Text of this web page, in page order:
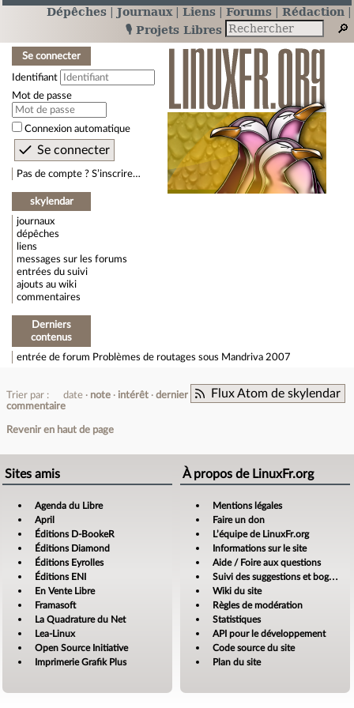
Dépêches Journaux Liens Forums
Rédaction
🎙️ Projets Libres
Se connecter
Identifiant
Mot de passe
Connexion automatique
Pas de compte ? S’inscrire…
skylendar
journaux
dépêches
liens
messages sur les forums
entrées du suivi
ajouts au wiki
commentaires
Derniers
contenus
entrée de forum Problèmes de routages sous Mandriva 2007
Flux Atom de skylendar
Trier par : date note intérêt
dernier
commentaire
Revenir en haut de page
Sites amis
Agenda du Libre
April
Éditions D-BookeR
Éditions Diamond
Éditions Eyrolles
Éditions ENI
En Vente Libre
Framasoft
La Quadrature du Net
Lea-Linux
Open Source Initiative
Imprimerie Grafik Plus
À propos de LinuxFr.org
Mentions légales
Faire un don
L’équipe de LinuxFr.org
Informations sur le site
Aide / Foire aux questions
Suivi des suggestions et bogues
Wiki du site
Règles de modération
Statistiques
API pour le développement
Code source du site
Plan du site